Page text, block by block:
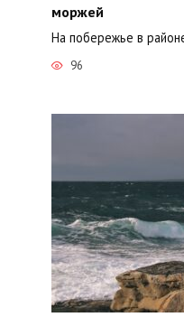
моржей
На побережье в
96